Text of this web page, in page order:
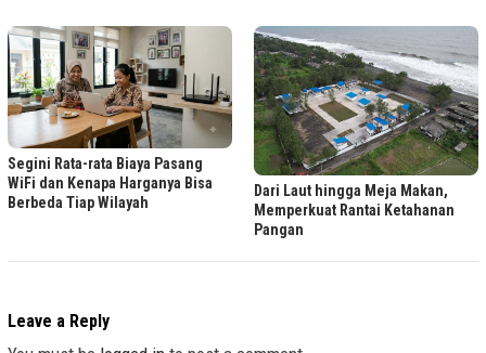
Segini Rata-rata Biaya Pasang
WiFi dan Kenapa Harganya Bisa
Berbeda Tiap Wilayah
Dari Laut hingga Meja Makan,
Memperkuat Rantai Ketahanan
Pangan
Leave a Reply